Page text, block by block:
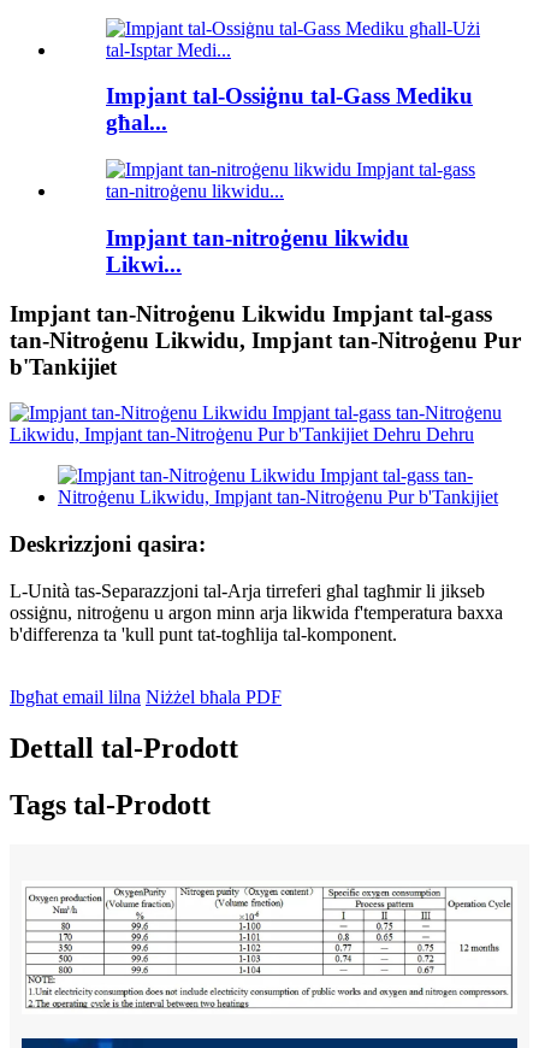
Impjant tal-Ossiġnu tal-Gass Mediku
għal...
Impjant tan-nitroġenu likwidu
Likwi...
Impjant tan-Nitroġenu Likwidu Impjant tal-gass
tan-Nitroġenu Likwidu, Impjant tan-Nitroġenu Pur
b'Tankijiet
Deskrizzjoni qasira:
L-Unità tas-Separazzjoni tal-Arja tirreferi għal tagħmir li jikseb
ossiġnu, nitroġenu u argon minn arja likwida f'temperatura baxxa
b'differenza ta 'kull punt tat-togħlija tal-komponent.
Ibgħat email lilna Niżżel bħala PDF
Dettall tal-Prodott
Tags tal-Prodott